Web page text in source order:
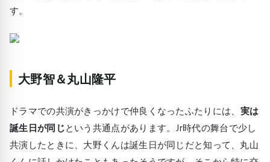
す。
大野智＆丸山隆平
ドラマでの共演がきっかけで仲良くなったふたりには、 実は
誕生日が同じという共通点があります。Jr時代の舞台で少し
共演したときに、大野くんは誕生日が同じだと知って、丸山